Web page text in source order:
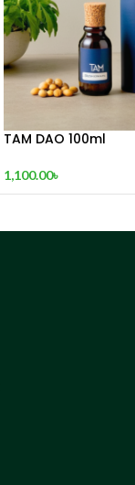
TAM DAO 100ml
1,100.00৳